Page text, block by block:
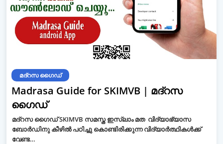
മദ്‌റസ ഗൈഡ്
Madrasa Guide for SKIMVB | മദ്‌റസ
ഗൈഡ്
മദ്‌റസ ഗൈഡ് SKIMVB സമസ്ത ഇസ്ലാം മത വിദ്യാഭ്യാസ
ബോര്‍ഡിനു കീഴില്‍ പഠിച്ചു കൊണ്ടിരിക്കുന്ന വിദ്യാര്‍ത്ഥികള്‍ക്ക്
വേണ്ട…